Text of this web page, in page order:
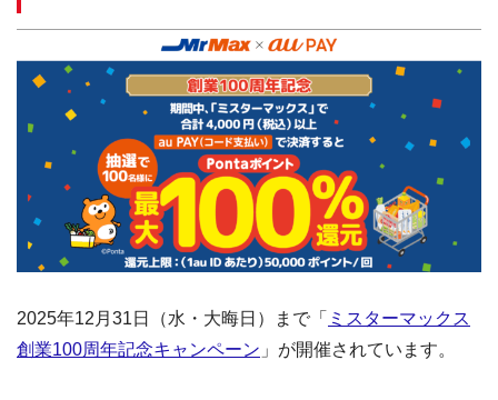
2025年12月31日（水・大晦日）まで「 ミスターマックス
創業100周年記念キャンペーン 」が開催されています。